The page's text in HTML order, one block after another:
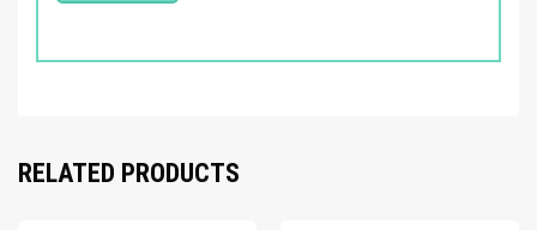
RELATED PRODUCTS